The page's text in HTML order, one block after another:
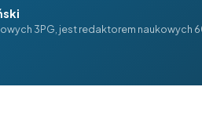
3PG, jest redaktorem naukowych